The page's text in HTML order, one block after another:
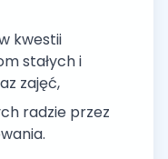
kwestii
stałych i
zajęć,
radzie przez